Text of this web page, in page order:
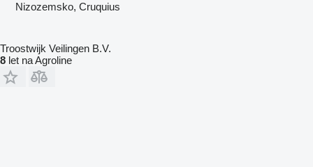
Nizozemsko, Cruquius
Troostwijk Veilingen B.V.
8 let na Agroline